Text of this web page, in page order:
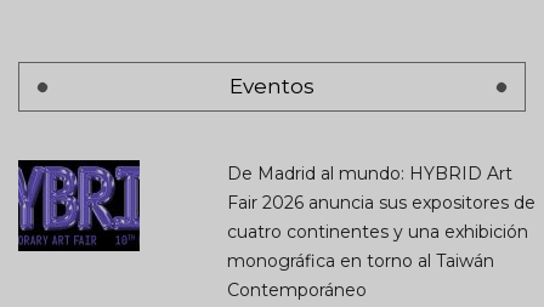
Eventos
De Madrid al mundo: HYBRID Art
Fair 2026 anuncia sus expositores de
cuatro continentes y una exhibición
monográfica en torno al Taiwán
Contemporáneo